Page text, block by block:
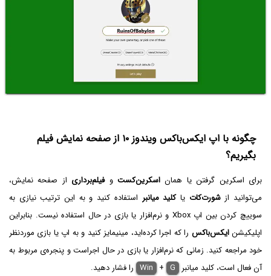
چگونه با اپ ایکس‌باکس ویندوز ۱۰ از صفحه نمایش فیلم
بگیریم؟
برای اسکرین گرفتن یا همان اسکرین‌کستوفیلم‌برداری از صفحه نمایش،
می‌توانید ازشورت‌کات یاکلید میانبر استفاده کنید و به این ترتیب نیازی به
سوییچ کردن بین اپ Xbox و نرم‌افزار یا بازی در حال استفاده نیست. بنابراین
اپلیکیشنایکس‌باکس را که اجرا کرده‌اید، مینیمایز کنید و به اپ یا بازی موردنظر
خود مراجعه کنید. زمانی که نرم‌افزار یا بازی در حال اجراست و پنجره‌ی مربوط به
آن فعال است، کلید میانبر
Win + G را فشار دهید.